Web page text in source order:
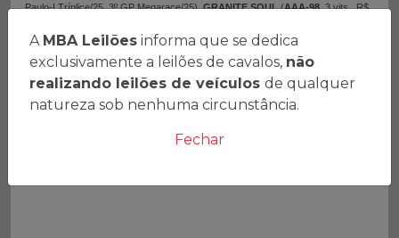
Paulo-I Tríplice/25, 3º GP Megarace/25),GRANITE SOUL(AAA-98, 3 vits., R$
111.100, 1º GP MS Horse Show-II Tríplice MSGprix),
, Recordista da raia de Bela Vista-MS),
LISE LAKE HRZ
vits. R$ 121.500, 1º GP Super Sprint/26),DONATELLO LAKE
A MBA Leilões informa que se dedica
exclusivamente a leilões de cavalos, não
realizando leilões de veículos de qualquer
natureza sob nenhuma circunstância.
Fechar